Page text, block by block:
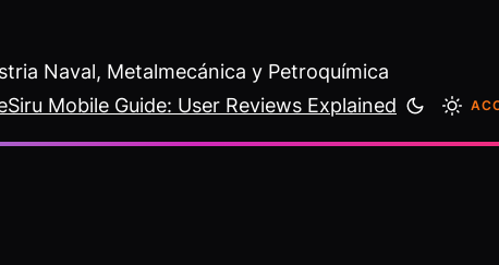
Naval, Metalmecánica y Petroquímica
Siru Mobile Guide: User Reviews Explained